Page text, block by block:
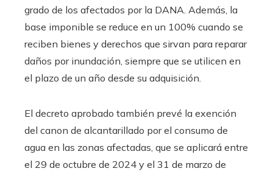
grado de los afectados por la DANA. Además, la
base imponible se reduce en un 100% cuando se
reciben bienes y derechos que sirvan para reparar
daños por inundación, siempre que se utilicen en
el plazo de un año desde su adquisición.
El decreto aprobado también prevé la exención
del canon de alcantarillado por el consumo de
agua en las zonas afectadas, que se aplicará entre
el 29 de octubre de 2024 y el 31 de marzo de